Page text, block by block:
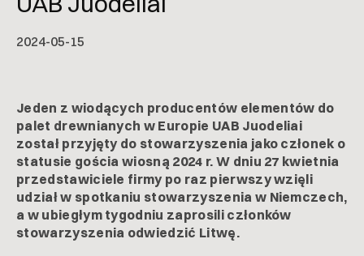
2024-05-15
Jeden z wiodących producentów elementów do
palet drewnianych w Europie UAB Juodeliai
został przyjęty do stowarzyszenia jako członek o
statusie gościa wiosną 2024 r. W dniu 27 kwietnia
przedstawiciele firmy po raz pierwszy wzięli
udział w spotkaniu stowarzyszenia w Niemczech,
a w ubiegłym tygodniu zaprosili członków
stowarzyszenia odwiedzić Litwę.